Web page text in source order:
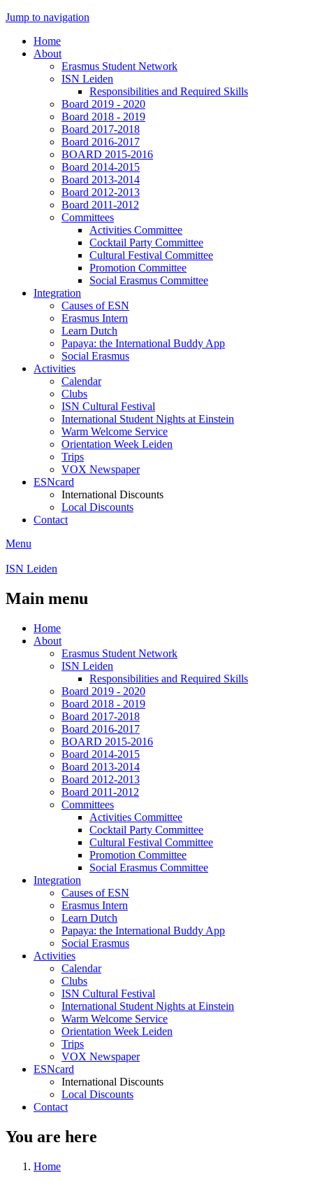
Jump to navigation
Home
About
Erasmus Student Network
ISN Leiden
Responsibilities and Required Skills
Board 2019 - 2020
Board 2018 - 2019
Board 2017-2018
Board 2016-2017
BOARD 2015-2016
Board 2014-2015
Board 2013-2014
Board 2012-2013
Board 2011-2012
Committees
Activities Committee
Cocktail Party Committee
Cultural Festival Committee
Promotion Committee
Social Erasmus Committee
Integration
Causes of ESN
Erasmus Intern
Learn Dutch
Papaya: the International Buddy App
Social Erasmus
Activities
Calendar
Clubs
ISN Cultural Festival
International Student Nights at Einstein
Warm Welcome Service
Orientation Week Leiden
Trips
VOX Newspaper
ESNcard
International Discounts
Local Discounts
Contact
Menu
ISN Leiden
Main menu
Home
About
Erasmus Student Network
ISN Leiden
Responsibilities and Required Skills
Board 2019 - 2020
Board 2018 - 2019
Board 2017-2018
Board 2016-2017
BOARD 2015-2016
Board 2014-2015
Board 2013-2014
Board 2012-2013
Board 2011-2012
Committees
Activities Committee
Cocktail Party Committee
Cultural Festival Committee
Promotion Committee
Social Erasmus Committee
Integration
Causes of ESN
Erasmus Intern
Learn Dutch
Papaya: the International Buddy App
Social Erasmus
Activities
Calendar
Clubs
ISN Cultural Festival
International Student Nights at Einstein
Warm Welcome Service
Orientation Week Leiden
Trips
VOX Newspaper
ESNcard
International Discounts
Local Discounts
Contact
You are here
Home